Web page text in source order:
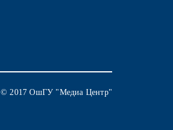
© 2017 ОшГУ "Медиа Центр"